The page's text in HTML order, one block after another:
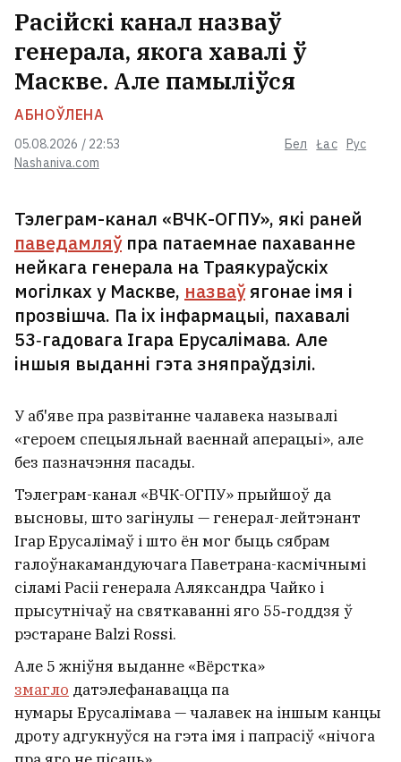
АБНОЎЛЕНА
Nashaniva.com
05.08.2026 / 22:53 Бел Łac Рус
Расійскі канал назваў
генерала, якога хавалі ў
Маскве. Але памыліўся
Тэлеграм-канал «ВЧК-ОГПУ», які раней
паведамляўпра патаемнае пахаванне
нейкага генерала на Траякураўскіх
могілках у Маскве, назваўягонае імя і
прозвішча. Па іх інфармацыі, пахавалі
53‑гадовага Ігара Ерусалімава. Але
іншыя выданні гэта зняпраўдзілі.
У аб'яве пра развітанне чалавека называлі
«героем спецыяльнай ваеннай аперацыі», але
без пазначэння пасады.
Тэлеграм-канал «ВЧК-ОГПУ» прыйшоў да
высновы, што загінулы — генерал-лейтэнант
Ігар Ерусалімаў і што ён мог быць сябрам
галоўнакамандуючага Паветрана-касмічнымі
сіламі Расіі генерала Аляксандра Чайко і
прысутнічаў на святкаванні яго 55‑годдзя ў
рэстаране Balzi Rossi.
Але 5 жніўня выданне «Вёрстка»
змагло датэлефанавацца па
нумары Ерусалімава — чалавек на іншым канцы
дроту адгукнуўся на гэта імя і папрасіў «нічога